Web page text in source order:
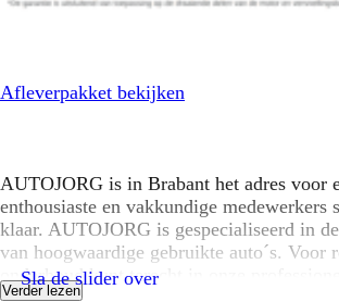
Afleverpakket bekijken
AUTOJORG is in Brabant het adres voor
enthousiaste en vakkundige medewerkers
klaar. AUTOJORG is gespecialiseerd in
van hoogwaardige gebruikte auto´s. Voor
onderhoud kunt terecht in onze
staan voor een open en eerlijke
Verder lezen
Sla de slider over